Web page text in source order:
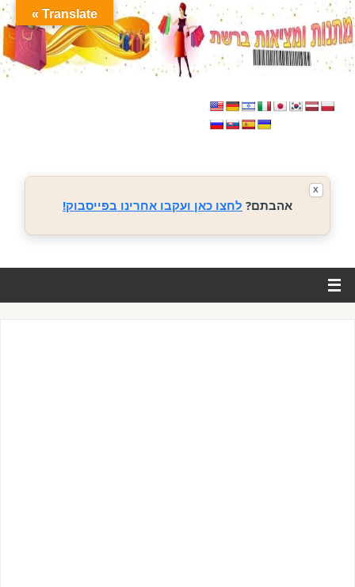
אהבתם? לחצו כאן ועקבו אחרינו בפייסבוק!
X
Translate »